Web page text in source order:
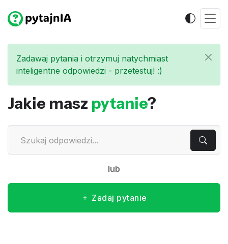
Zadawaj pytania i otrzymuj natychmiast
inteligentne odpowiedzi - przetestuj! :)
Jakie masz pytanie?
lub
Zadaj pytanie